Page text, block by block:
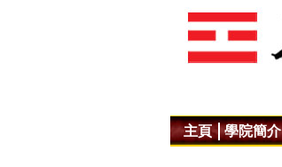
主頁 學院簡介